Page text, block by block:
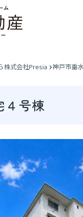
株式会社Presia 神戸市垂
４号棟